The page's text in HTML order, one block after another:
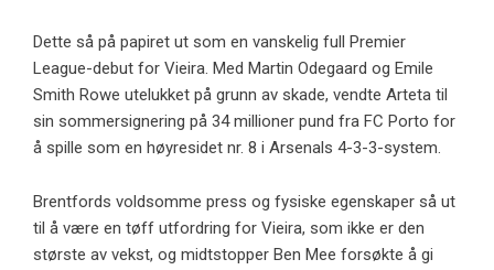
Dette så på papiret ut som en vanskelig full Premier
League-debut for Vieira. Med Martin Odegaard og Emile
Smith Rowe utelukket på grunn av skade, vendte Arteta til
sin sommersignering på 34 millioner pund fra FC Porto for
å spille som en høyresidet nr. 8 i Arsenals 4-3-3-system.
Brentfords voldsomme press og fysiske egenskaper så ut
til å være en tøff utfordring for Vieira, som ikke er den
største av vekst, og midtstopper Ben Mee forsøkte å gi